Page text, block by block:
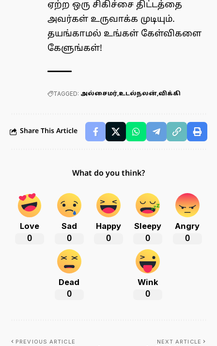
ஏற்ற ஒரு சிகிச்சை திட்டத்தை
அவர்கள் உருவாக்க முடியும்.
தயங்காமல் உங்கள் கேள்விகளை
கேளுங்கள்!
TAGGED: அல்சைமர் உடல்நலன் விக்கி
Share This Article
What do you think?
Love
0
Sad
0
Happy
0
Sleepy
0
Angry
0
Dead
0
Wink
0
PREVIOUS ARTICLE NEXT ARTICLE